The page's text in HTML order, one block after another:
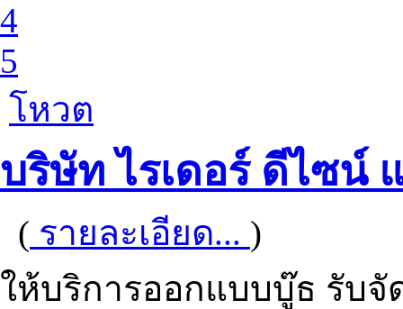
4
5
โหวต
บริษัท ไรเดอร์ ดีไซน์
( รายละเอียด... )
ให้บริการออกแบบบู๊ธ รับจั